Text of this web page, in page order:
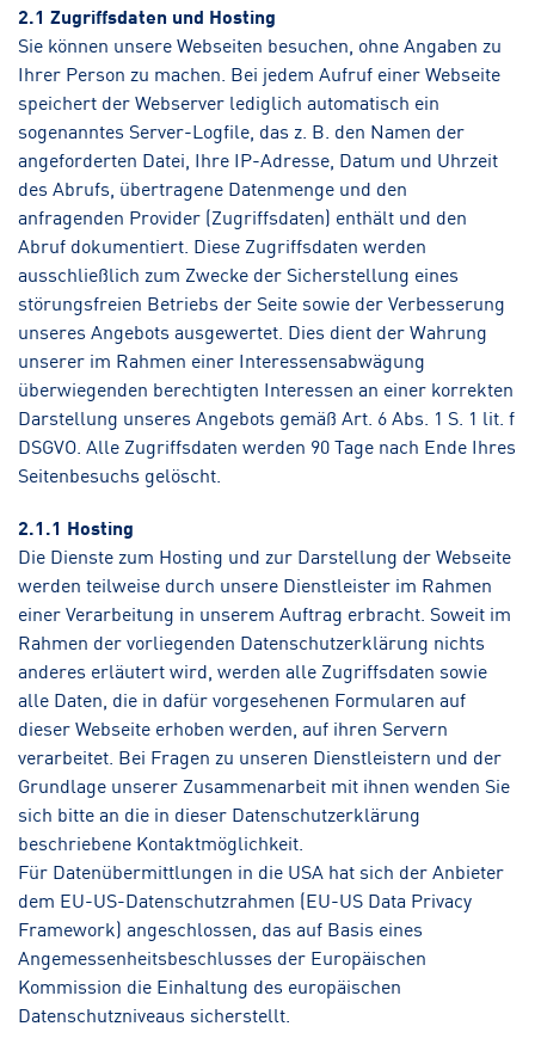
2.1 Zugriffsdaten und Hosting
Sie können unsere Webseiten besuchen, ohne Angaben zu
Ihrer Person zu machen. Bei jedem Aufruf einer Webseite
speichert der Webserver lediglich automatisch ein
sogenanntes Server-Logfile, das z. B. den Namen der
angeforderten Datei, Ihre IP-Adresse, Datum und Uhrzeit
des Abrufs, übertragene Datenmenge und den
anfragenden Provider (Zugriffsdaten) enthält und den
Abruf dokumentiert. Diese Zugriffsdaten werden
ausschließlich zum Zwecke der Sicherstellung eines
störungsfreien Betriebs der Seite sowie der Verbesserung
unseres Angebots ausgewertet. Dies dient der Wahrung
unserer im Rahmen einer Interessensabwägung
überwiegenden berechtigten Interessen an einer korrekten
Darstellung unseres Angebots gemäß Art. 6 Abs. 1 S. 1 lit. f
DSGVO. Alle Zugriffsdaten werden 90 Tage nach Ende Ihres
Seitenbesuchs gelöscht.
2.1.1 Hosting
Die Dienste zum Hosting und zur Darstellung der Webseite
werden teilweise durch unsere Dienstleister im Rahmen
einer Verarbeitung in unserem Auftrag erbracht. Soweit im
Rahmen der vorliegenden Datenschutzerklärung nichts
anderes erläutert wird, werden alle Zugriffsdaten sowie
alle Daten, die in dafür vorgesehenen Formularen auf
dieser Webseite erhoben werden, auf ihren Servern
verarbeitet. Bei Fragen zu unseren Dienstleistern und der
Grundlage unserer Zusammenarbeit mit ihnen wenden Sie
sich bitte an die in dieser Datenschutzerklärung
beschriebene Kontaktmöglichkeit.
Für Datenübermittlungen in die USA hat sich der Anbieter
dem EU-US-Datenschutzrahmen (EU-US Data Privacy
Framework) angeschlossen, das auf Basis eines
Angemessenheitsbeschlusses der Europäischen
Kommission die Einhaltung des europäischen
Datenschutzniveaus sicherstellt.